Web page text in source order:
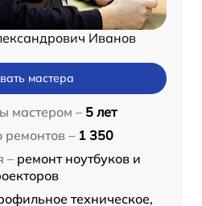
Иванов
мастера
мастером – 5 лет
– 1 350
– ремонт ноутбуков и
техническое,